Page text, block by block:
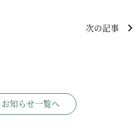
次の記事
お知らせ一覧へ